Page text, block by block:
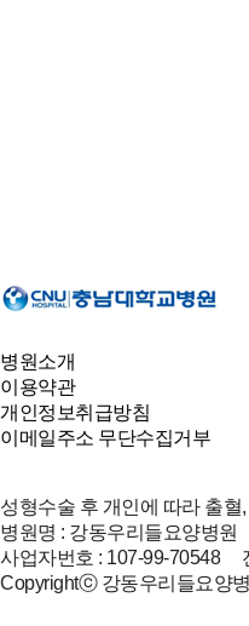
병원소개
이용약관
개인정보취급방침
이메일주소 무단수집거부
성형수술 후 개인에 따라 출
병원명 : 강동우리들요양병
사업자번호 : 107-99-70548
Copyrightⓒ 강동우리들요양